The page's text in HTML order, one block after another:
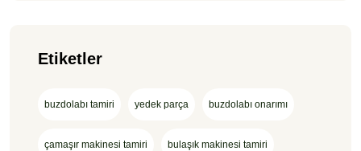
Etiketler
buzdolabı tamiri yedek parça buzdolabı onarımı
çamaşır makinesi tamiri bulaşık makinesi tamiri